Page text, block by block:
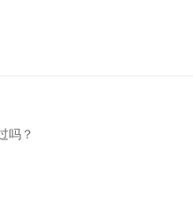
吗？